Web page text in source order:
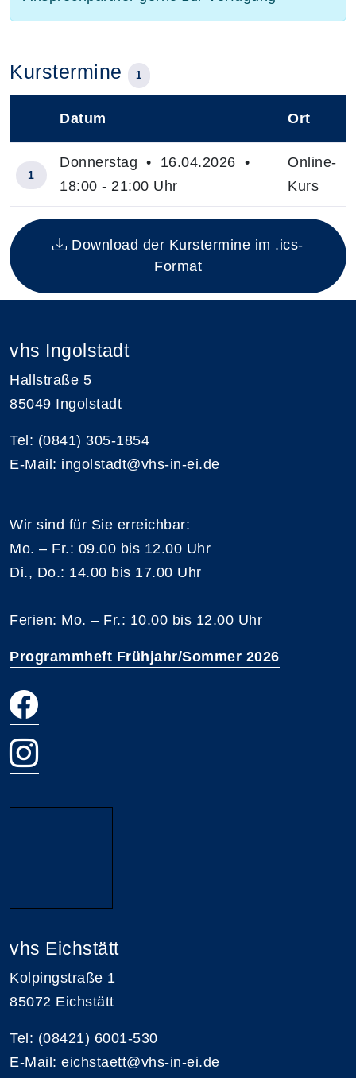
Kurstermine 1
Insgesamt gibt es 1 Termine zum diesen Kurs
Datum Ort
1
Donnerstag • 16.04.2026 •
18:00 - 21:00 Uhr
Online-
Kurs
Download der Kurstermine im .ics-
Format
vhs Ingolstadt
Hallstraße 5
85049 Ingolstadt
Tel: (0841) 305-1854
E-Mail: ingolstadt@vhs-in-ei.de
Wir sind für Sie erreichbar:
Mo. – Fr.: 09.00 bis 12.00 Uhr
Di., Do.: 14.00 bis 17.00 Uhr
Ferien: Mo. – Fr.: 10.00 bis 12.00 Uhr
Programmheft Frühjahr/Sommer 2026
vhs Eichstätt
Kolpingstraße 1
85072 Eichstätt
Tel: (08421) 6001-530
E-Mail: eichstaett@vhs-in-ei.de